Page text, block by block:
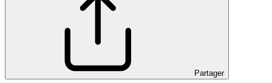
Partager